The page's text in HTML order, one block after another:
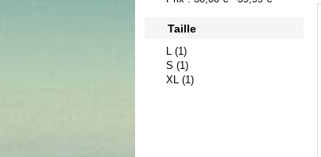
Taille
L (1)
S (1)
XL (1)